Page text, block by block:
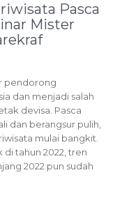
Pasca
Mister
pendorong
dan menjadi salah
devisa. Pasca
dan berangsur pulih,
mulai bangkit.
tahun 2022, tren
2022 pun sudah